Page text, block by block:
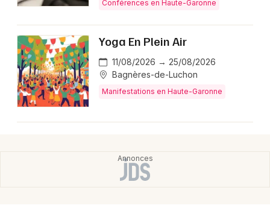
Conférences en Haute-Garonne
Yoga En Plein Air
11/08/2026 → 25/08/2026
Bagnères-de-Luchon
Manifestations en Haute-Garonne